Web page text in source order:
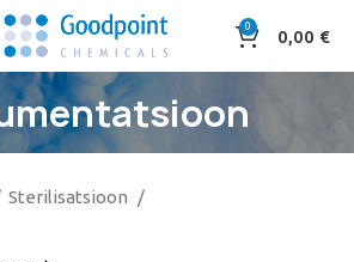
0 0,00 €
Sterilisatsioon